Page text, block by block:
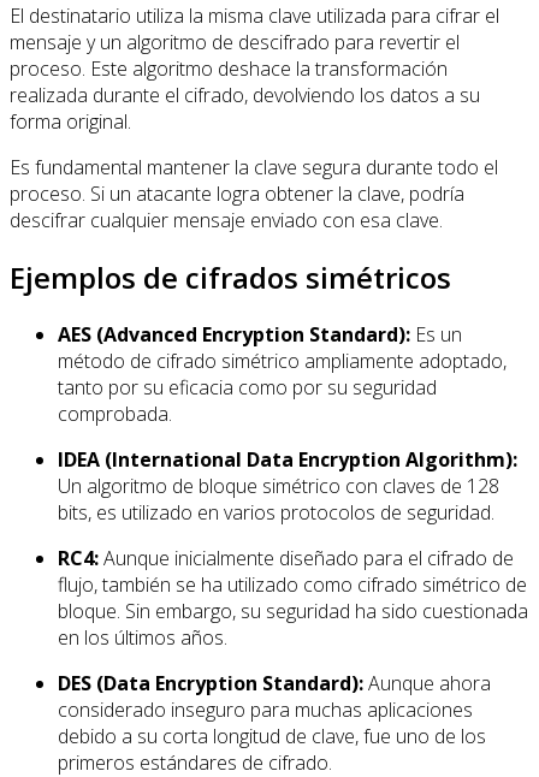
El destinatario utiliza la misma clave utilizada para cifrar el
mensaje y un algoritmo de descifrado para revertir el
proceso. Este algoritmo deshace la transformación
realizada durante el cifrado, devolviendo los datos a su
forma original.
Es fundamental mantener la clave segura durante todo el
proceso. Si un atacante logra obtener la clave, podría
descifrar cualquier mensaje enviado con esa clave.
Ejemplos de cifrados simétricos
AES (Advanced Encryption Standard): Es un
método de cifrado simétrico ampliamente adoptado,
tanto por su eficacia como por su seguridad
comprobada.
IDEA (International Data Encryption Algorithm):
Un algoritmo de bloque simétrico con claves de 128
bits, es utilizado en varios protocolos de seguridad.
RC4:Aunque inicialmente diseñado para el cifrado de
flujo, también se ha utilizado como cifrado simétrico de
bloque. Sin embargo, su seguridad ha sido cuestionada
en los últimos años.
DES (Data Encryption Standard):Aunque ahora
considerado inseguro para muchas aplicaciones
debido a su corta longitud de clave, fue uno de los
primeros estándares de cifrado.